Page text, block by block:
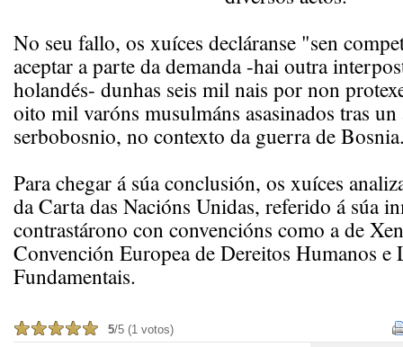
No seu fallo, os xuíces decláranse "sen
aceptar a parte da demanda -hai outra
holandés- dunhas seis mil nais por non
oito mil varóns musulmáns asasinados tras un
serbobosnio, no contexto da guerra de
Para chegar á súa conclusión, os xuíces
da Carta das Nacións Unidas, referido á súa
contrastárono con convencións como a de
Convención Europea de Dereitos Humanos e
Fundamentais.
5/5 (1 votos)